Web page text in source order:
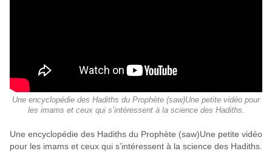
Une encyclopédie des Hadiths du Prophète (saw)Une petite vidéo pour
les imams et ceux qui s’intéressent à la science des Hadiths.
Une encyclopédie des Hadiths du Prophète (saw)Une petite vidéo
pour les imams et ceux qui s’intéressent à la science des Hadiths.